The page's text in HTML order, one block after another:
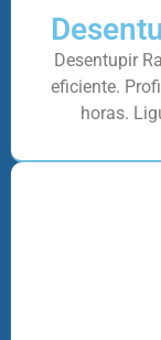
Desentupir
eficiente.
horas.